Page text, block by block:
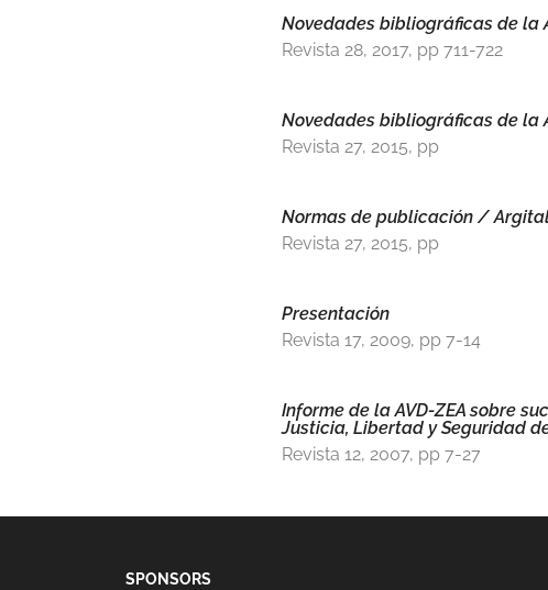
Novedades bibliográficas de
Revista 28, 2017, pp 711-722
Novedades bibliográficas de
Revista 27, 2015, pp
Normas de publicación /
Revista 27, 2015, pp
Presentación
Revista 17, 2009, pp 7-14
Informe de la AVD-ZEA sobre
Justicia, Libertad y Seguridad
Revista 12, 2007, pp 7-27
SPONSORS